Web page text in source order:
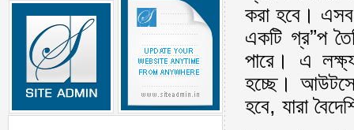
করা হবে। এসব
একটি গ্র”প
পারে। এ
হচ্ছে।
হবে, যারা